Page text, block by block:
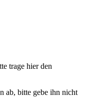
trage hier den
ab, bitte gebe ihn nicht